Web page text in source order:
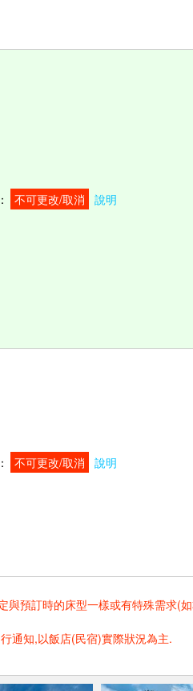
： 不可更改/取消 說明
： 不可更改/取消 說明
預訂時的床型一樣或有特殊需求(
通知,以飯店(民宿)實際狀況為主.